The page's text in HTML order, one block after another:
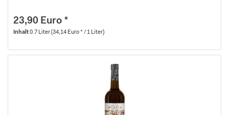
23,90 Euro *
Inhalt0.7 Liter(34,14 Euro * / 1 Liter)